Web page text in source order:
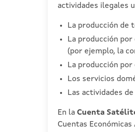
actividades ilegales
La producción de
La producción
(por ejemplo, la
La producción
Los servicios
Las actividades
En la Cuenta
Cuentas